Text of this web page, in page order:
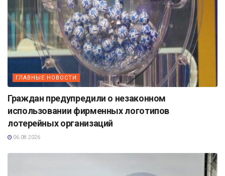
ГЛАВНЫЕ НОВОСТИ
Граждан предупредили о незаконном
использовании фирменных логотипов
лотерейных организаций
06.08.2026